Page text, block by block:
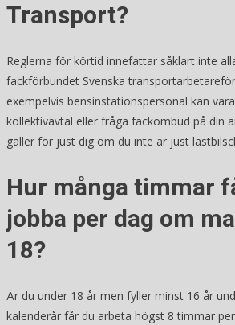
Transport?
Reglerna för körtid innefattar såklart inte
fackförbundet Svenska
exempelvis bensinstationspersonal kan
kollektivavtal eller fråga fackombud på din
gäller för just dig om du inte är just
Hur många timmar
jobba per dag om
18?
Är du under 18 år men fyller minst 16 år
kalenderår får du arbeta högst 8 timmar